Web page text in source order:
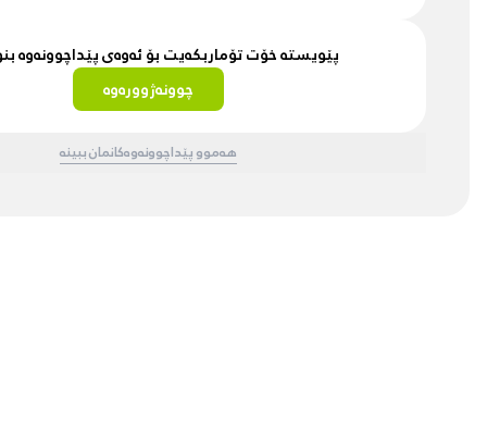
پێویستە خۆت تۆماربکەیت بۆ ئەوەی پێداچوونەوە
چوونەژوورەوە
هەموو پێداچوونەوەکانمان ببینە